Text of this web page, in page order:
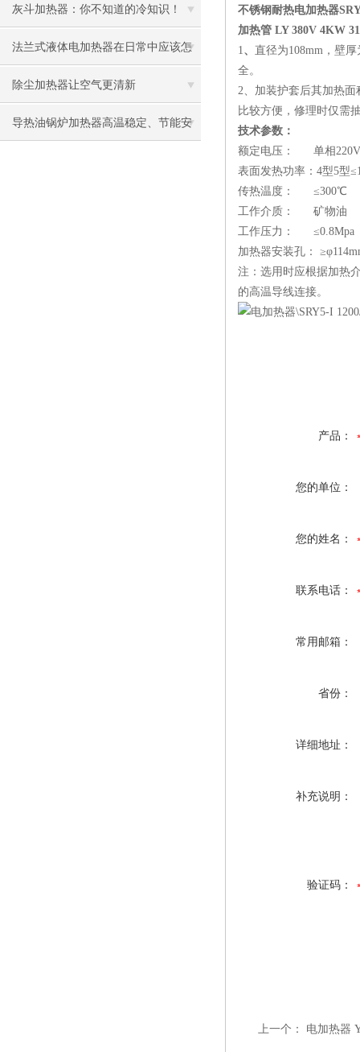
灰斗加热器：你不知道的冷知识！
法兰式液体电加热器在日常中应该怎
样维护保养呢
除尘加热器让空气更清新
导热油锅炉加热器高温稳定、节能安
不锈钢耐热电加热器
加热管 LY 380V 4KW
1、 直径为108mm，壁
全。
2、加装护套后其加热
比较方便，修理时仅需
技术参数：
额定电压： 单相
表面发热功率：4型5型
传热温度： ≤300℃
工作介质： 矿物油
工作压力： ≤0.8Mpa
加热器安装孔：
注：选用时应根据加热
的高温导线连接。
产品：
您的单位：
您的姓名：
联系电话：
常用邮箱：
省份：
详细地址：
补充说明：
验证码：
上一个： 电加热器